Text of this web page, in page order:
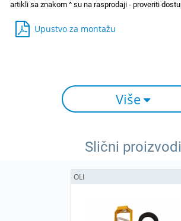
Upustvo za montažu
Više
Slični proizvodi
OLI